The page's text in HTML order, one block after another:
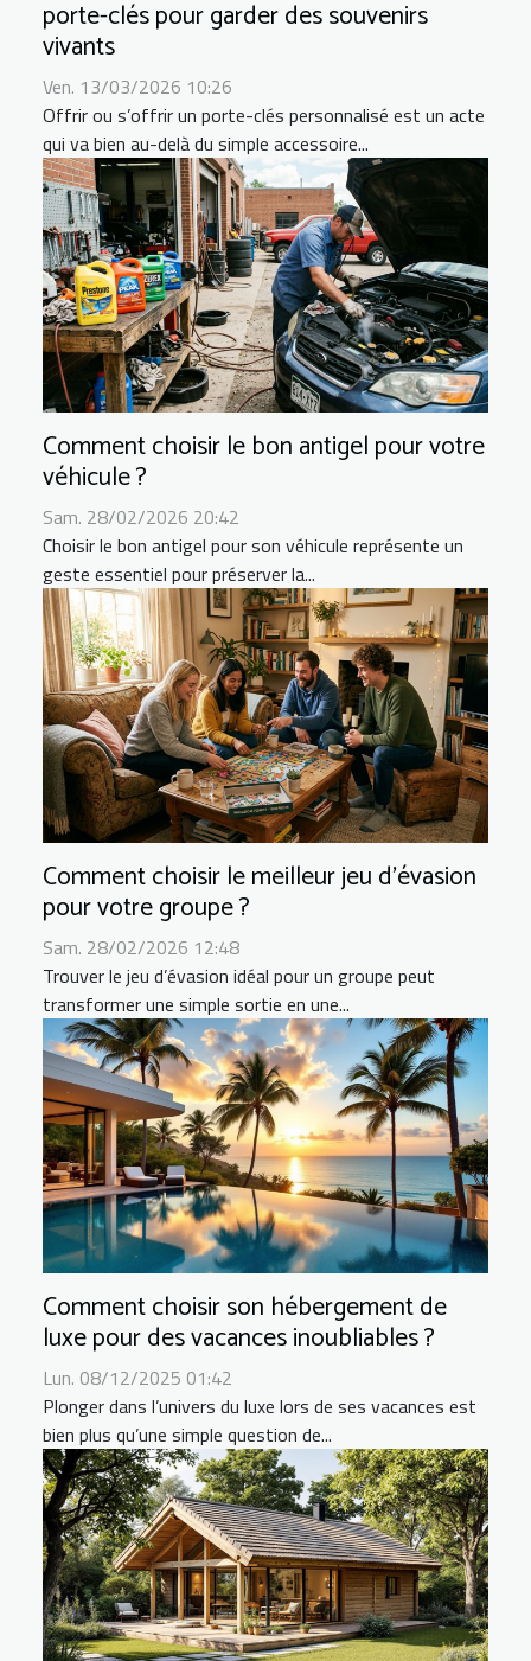
porte-clés pour garder des souvenirs
vivants
Ven. 13/03/2026 10:26
Offrir ou s’offrir un porte-clés personnalisé est un acte
qui va bien au-delà du simple accessoire...
Comment choisir le bon antigel pour votre
véhicule ?
Sam. 28/02/2026 20:42
Choisir le bon antigel pour son véhicule représente un
geste essentiel pour préserver la...
Comment choisir le meilleur jeu d'évasion
pour votre groupe ?
Sam. 28/02/2026 12:48
Trouver le jeu d’évasion idéal pour un groupe peut
transformer une simple sortie en une...
Comment choisir son hébergement de
luxe pour des vacances inoubliables ?
Lun. 08/12/2025 01:42
Plonger dans l’univers du luxe lors de ses vacances est
bien plus qu’une simple question de...